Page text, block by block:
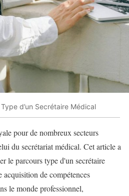
d’un Secrétaire Médical
pour de nombreux secteurs
du secrétariat médical. Cet article a
le parcours type d'un secrétaire
acquisition de compétences
le monde professionnel,